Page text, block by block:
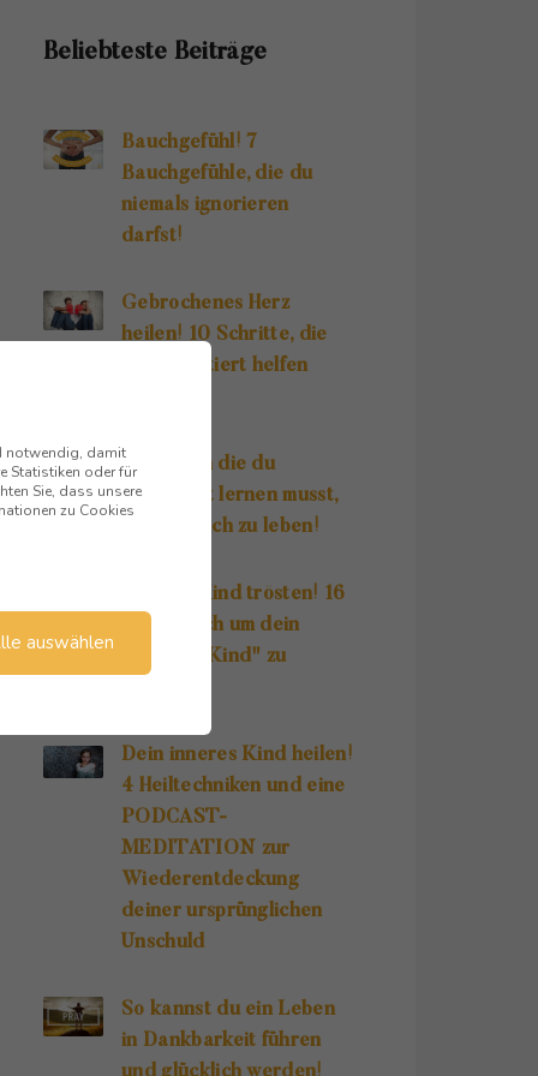
Beliebteste Beiträge
Bauchgefühl! 7
Bauchgefühle, die du
niemals ignorieren
darfst!
Gebrochenes Herz
heilen! 10 Schritte, die
dir garantiert helfen
10 Regeln die du
unbedingt lernen musst,
um glücklich zu leben!
Inneres Kind trösten! 16
Wege, dich um dein
"Inneres Kind" zu
Dein inneres Kind heilen!
4 Heiltechniken und eine
PODCAST-
MEDITATION zur
Wiederentdeckung
deiner ursprünglichen
Unschuld
So kannst du ein Leben
in Dankbarkeit führen
notwendig, damit
Statistiken oder für
Sie, dass unsere
zu Cookies
auswählen